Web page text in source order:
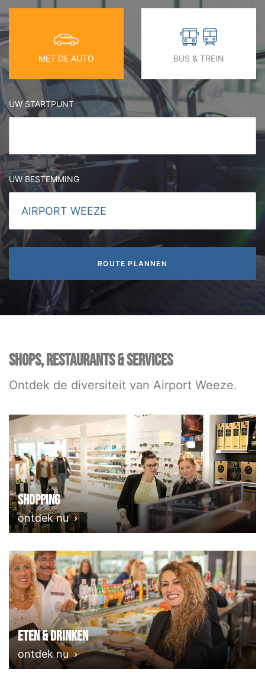
MET DE AUTO BUS & TREIN
UW STARTPUNT
UW BESTEMMING
SHOPS, RESTAURANTS & SERVICES
Ontdek de diversiteit van Airport Weeze.
Shopping
ontdek nu
Eten & Drinken
ontdek nu